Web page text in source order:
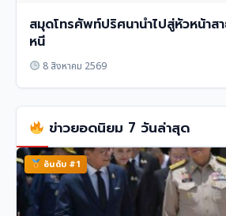
สมุดโทรศัพท์ปริศนานำไปสู่หัวหน้า
หนี
8 สิงหาคม 2569
ข่าวยอดนิยม 7 วันล่าสุด
อันดับ #1